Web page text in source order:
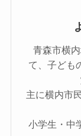
青森市横
て、子ども
主に横内市
小学生・中